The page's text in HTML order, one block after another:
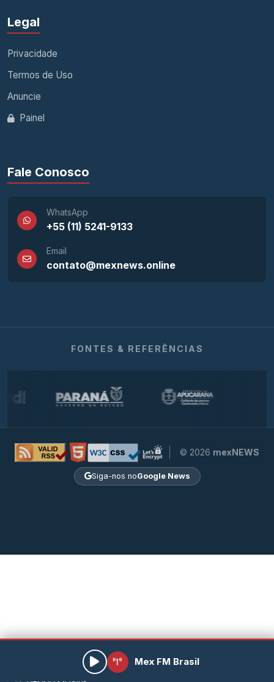
Legal
Privacidade
Termos de Uso
Anuncie
Painel
Fale Conosco
WhatsApp
+55 (11) 5241-9133
Email
contato@mexnews.online
FONTES & REFERÊNCIAS
© 2026 mexNEWS
Siga-nos noGoogle News
Mex FM Brasil